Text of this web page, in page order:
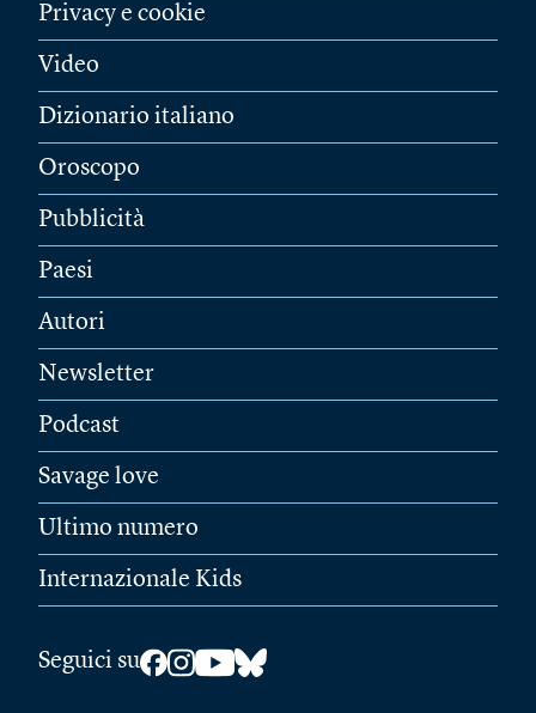
Privacy e cookie
Video
Dizionario italiano
Oroscopo
Pubblicità
Paesi
Autori
Newsletter
Podcast
Savage love
Ultimo numero
Internazionale Kids
Seguici su